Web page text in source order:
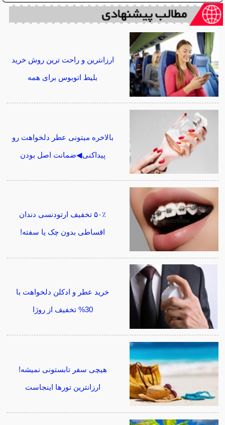
ارزانترین و راحت ترین روش خرید
بلیط اتوبوس برای همه
بالاخره میتونی عطر دلخواهت رو
پیداکنی◀ضمانت اصل بودن
۵۰٪ تخفیف ارتودنسی دندان
اقساطی بدون چک یا سفته!
خرید عطر و ادکلن دلخواهت با
30% تخفیف از روژا
هیچی سفر تابستونی نمیشه!
ارزانترین تورها اینجاست